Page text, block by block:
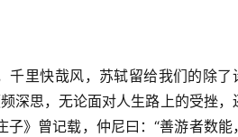
千里快哉风，苏轼留给我们的除了
深思，无论面对人生路上的受挫，
》曾记载，仲尼曰：“善游者数能